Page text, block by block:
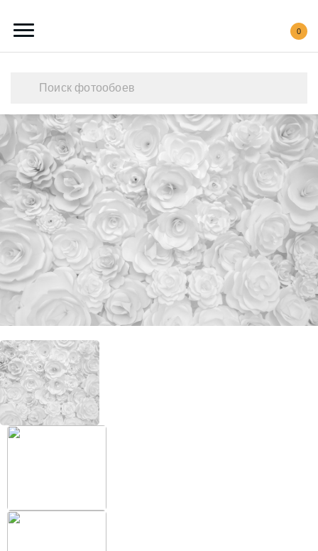
0
Каталог обоев
Наши работы
Создать свои фотообои
Акции
О нас
Контакты
+38 (097) 151 87 57
Избранное